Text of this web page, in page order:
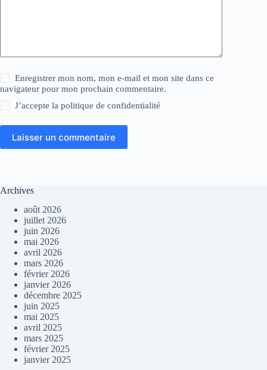
Enregistrer mon nom, mon e-mail et mon site dans ce
navigateur pour mon prochain commentaire.
J’accepte lapolitique de confidentialité
Laisser un commentaire
Archives
août 2026
juillet 2026
juin 2026
mai 2026
avril 2026
mars 2026
février 2026
janvier 2026
décembre 2025
juin 2025
mai 2025
avril 2025
mars 2025
février 2025
janvier 2025